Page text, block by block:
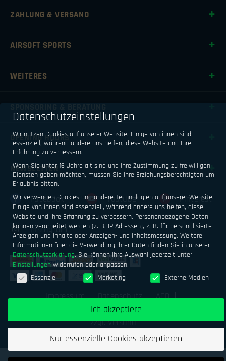
ZAHLUNG & VERSAND
AIRSOFT SPORTS
WEITERES
OPENING HOURS
NEWSLETTER
Facebook Youtube Pinterest
Instagram
Impressum Datenschutz
AGB
Geld verdienen mit Airsoftsports
Alle Preise inkl. MwSt.
zzgl. Versand
Datenschutzeinstellungen
Wir nutzen Cookies auf unserer Website. Einige von ihnen sind
essenziell, während andere uns helfen, diese Website und Ihre
Erfahrung zu verbessern.
Wenn Sie unter 16 Jahre alt sind und Ihre Zustimmung zu freiwilligen
Diensten geben möchten, müssen Sie Ihre Erziehungsberechtigten um
Erlaubnis bitten.
Wir verwenden Cookies und andere Technologien auf unserer Website.
Einige von ihnen sind essenziell, während andere uns helfen, diese
Website und Ihre Erfahrung zu verbessern. Personenbezogene Daten
können verarbeitet werden (z. B. IP-Adressen), z. B. für personalisierte
Anzeigen und Inhalte oder Anzeigen- und Inhaltsmessung. Weitere
Informationen über die Verwendung Ihrer Daten finden Sie in unserer
Datenschutzerklärung. Sie können Ihre Auswahl jederzeit unter
Einstellungen widerrufen oder anpassen.
Datenschutzeinstellungen
Essenziell Marketing Externe Medien
Ich akzeptiere
Nur essenzielle Cookies akzeptieren